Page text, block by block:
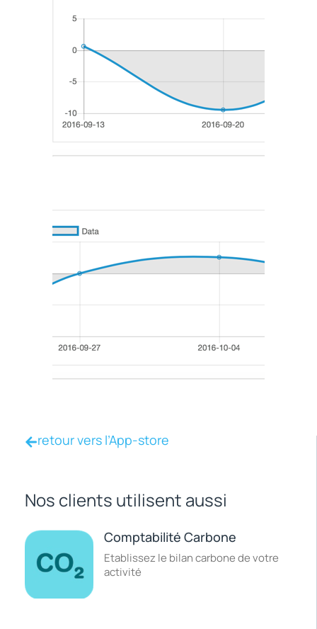
retour vers l’App-store
Nos clients utilisent aussi
Comptabilité Carbone
Etablissez le bilan carbone de votre
activité